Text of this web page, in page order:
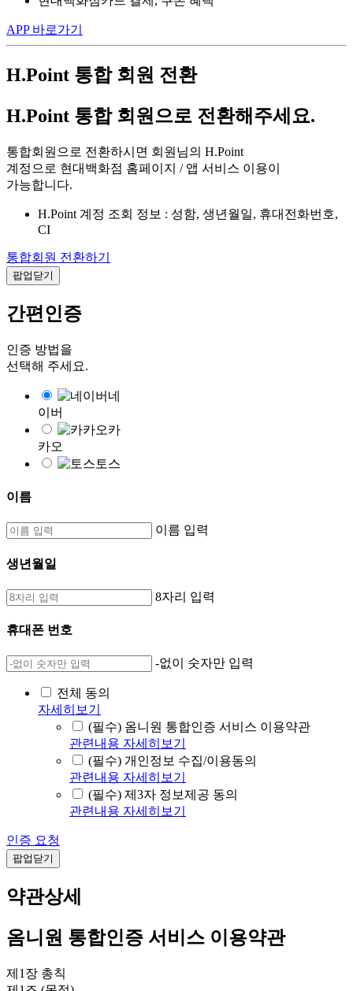
APP 바로가기
H.Point 통합 회원 전환
H.Point 통합 회원으로 전환해주세요.
통합회원으로 전환하시면 회원님의 H.Point
계정으로 현대백화점 홈페이지 / 앱 서비스 이용이
가능합니다.
H.Point 계정 조회 정보 : 성함, 생년월일, 휴대전화번호,
CI
통합회원 전환하기
팝업닫기
간편인증
인증 방법을
선택해 주세요.
네
이버
카
카오
토스
이름
이름 입력
생년월일
8자리 입력
휴대폰 번호
-없이 숫자만 입력
전체 동의
자세히보기
(필수) 옴니원 통합인증 서비스 이용약관
관련내용 자세히보기
(필수) 개인정보 수집/이용동의
관련내용 자세히보기
(필수) 제3자 정보제공 동의
관련내용 자세히보기
인증 요청
팝업닫기
약관상세
옴니원 통합인증 서비스 이용약관
제1장 총칙